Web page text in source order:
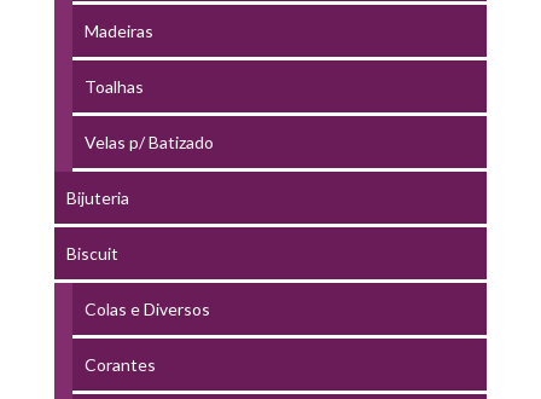
Madeiras
Toalhas
Velas p/ Batizado
Bijuteria
Biscuit
Colas e Diversos
Corantes